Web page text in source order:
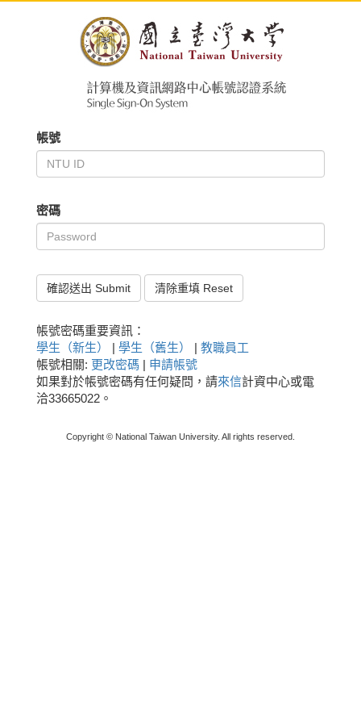
帳號
密碼
確認送出 Submit 清除重填 Reset
帳號密碼重要資訊：
學生（新生）
| 學生（舊生） | 教職員工
帳號相關: 更改密碼 | 申請帳號
如果對於帳號密碼有任何疑問，請來信計資中心或電
洽33665022。
Copyright © National Taiwan University. All rights reserved.